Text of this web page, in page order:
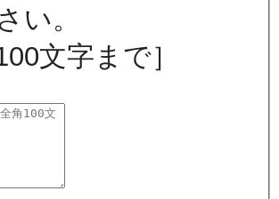
い。
文字まで］